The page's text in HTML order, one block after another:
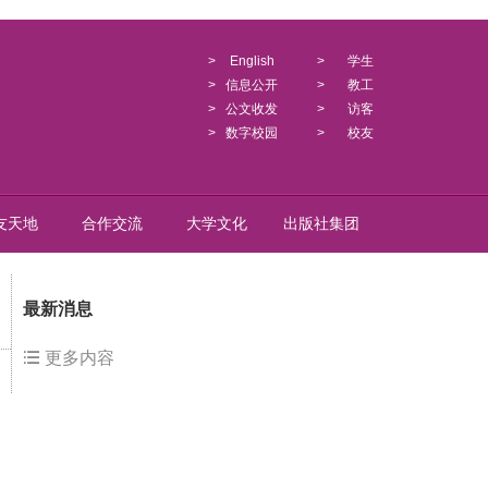
>
English
>
信息公开
>
公文收发
>
数字校园
>
学生
>
教工
>
访客
>
校友
天地 合作交流 大学文化 出版社集团
最新消息
更多内容